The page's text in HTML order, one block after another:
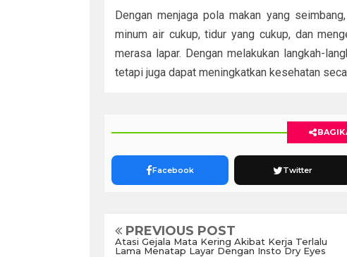
Dengan menjaga pola makan yang
minum air cukup, tidur yang cukup, dan
merasa lapar. Dengan melakukan langkah-
tetapi juga dapat meningkatkan kesehatan
Facebook Twitter
PREVIOUS POST
Atasi Gejala Mata Kering Akibat Kerja Terlalu
Lama Menatap Layar Dengan Insto Dry Eyes